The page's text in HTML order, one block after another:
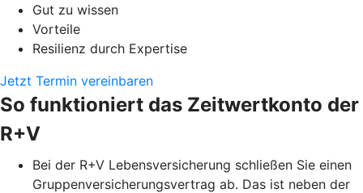
Gut zu wissen
Vorteile
Resilienz durch Expertise
Jetzt Termin vereinbaren
So funktioniert das Zeitwertkonto der
R+V
Bei der R+V Lebensversicherung schließen Sie einen
Gruppenversicherungsvertrag ab. Das ist neben der